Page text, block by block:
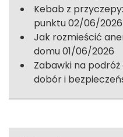
Kebab z
punktu02/06/2026
Jak rozmieścić
domu01/06/2026
Zabawki na
dobór i